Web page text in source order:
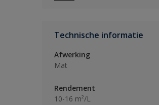
Technische informatie
Afwerking
Mat
Rendement
10-16 m²/L